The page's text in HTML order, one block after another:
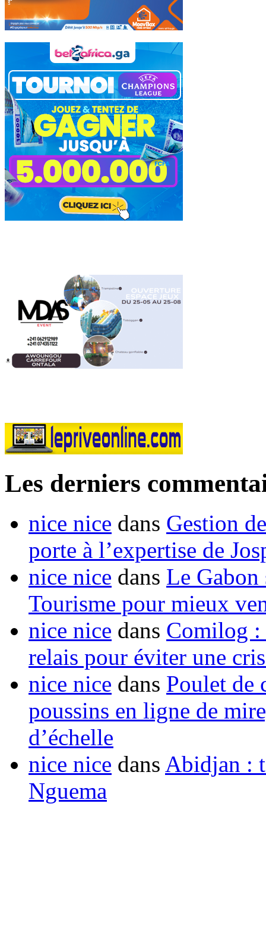
Les derniers
nice nice dans Gestion
porte à l’expertise de
nice nice dans Le Gabon
Tourisme pour mieux
nice nice dans Comilog :
relais pour éviter une
nice nice dans Poulet de
poussins en ligne de
d’échelle
nice nice dans Abidjan :
Nguema